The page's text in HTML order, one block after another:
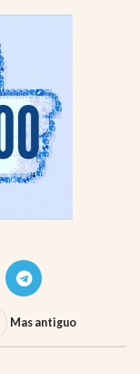
Mas antiguo